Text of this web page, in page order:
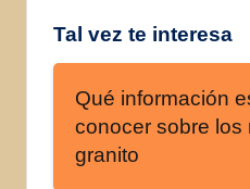
Tal vez te interesa
Qué información
conocer sobre los
granito